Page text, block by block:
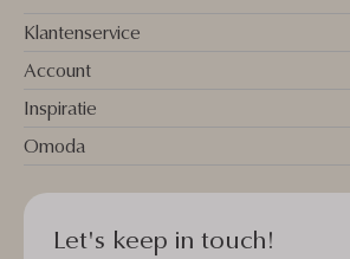
Klantenservice
Account
Inspiratie
Omoda
Let's keep in touch!